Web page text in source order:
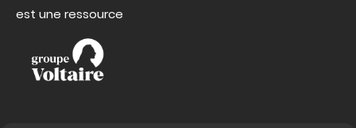
est une ressource